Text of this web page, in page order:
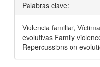
Palabras clave:
Violencia familiar,
evolutivas Family
Repercussions on